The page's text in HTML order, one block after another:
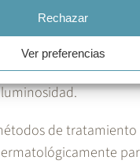
Rechazar
Ver preferencias
también es un gran
arrugas,
de tratamiento